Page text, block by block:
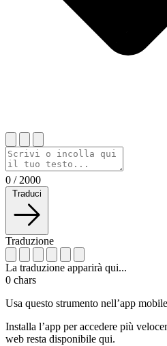
0 / 2000
Traduci
Traduzione
La traduzione apparirà qui...
0 chars
Usa questo strumento nell’app mobile
Installa l’app per accedere più
web resta disponibile qui.